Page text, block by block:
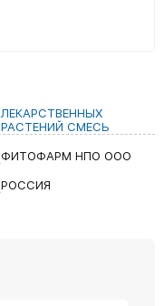
ЛЕКАРСТВЕННЫХ
РАСТЕНИЙ СМЕСЬ
ФИТОФАРМ НПО ООО
РОССИЯ